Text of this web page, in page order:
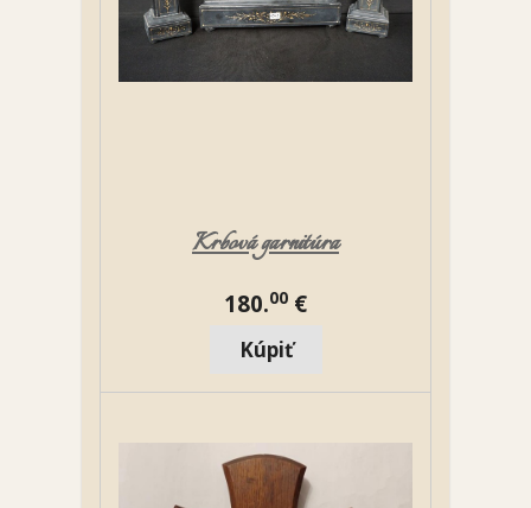
Krbová garnitúra
180.00 €